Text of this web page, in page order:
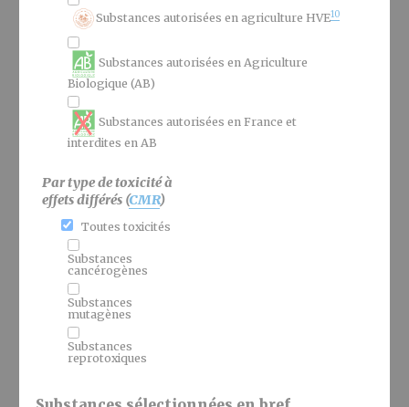
Substances autorisées en agriculture HVE10
Substances autorisées en Agriculture
Biologique (AB)
Substances autorisées en France et
interdites en AB
Par type de toxicité à
effets différés (CMR)
Toutes toxicités
Substances
cancérogènes
Substances
mutagènes
Substances
reprotoxiques